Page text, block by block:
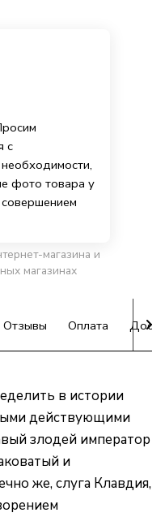
с
фото товара у
магазина и
магазинах
Отзывы Оплата
в истории
действующими
злодей император
и
же, слуга Клавдия,